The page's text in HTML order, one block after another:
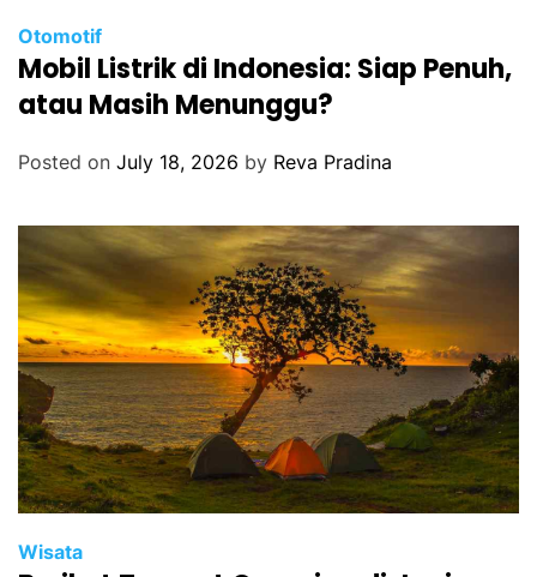
Otomotif
Mobil Listrik di Indonesia: Siap Penuh,
atau Masih Menunggu?
Posted on July 18, 2026 by Reva Pradina
Wisata